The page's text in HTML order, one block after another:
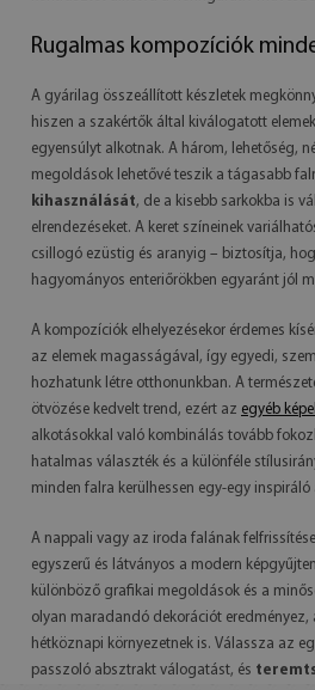
Rugalmas kompozíciók
A gyárilag összeállított készletek
hiszen a szakértők által kiválogatott
egyensúlyt alkotnak. A három, lehetőség,
megoldások lehetővé teszik a tágasabb
kihasználását, de a kisebb sarkokba is
elrendezéseket. A keret színeinek
csillogó ezüstig és aranyig – biztosítja,
hagyományos enteriőrökben egyaránt jól
A kompozíciók elhelyezésekor érdemes
az elemek magasságával, így egyedi,
hozhatunk létre otthonunkban. A
ötvözése kedvelt trend, ezért az egyéb
alkotásokkal való kombinálás tovább
hatalmas választék és a különféle
minden falra kerülhessen egy-egy inspiráló
A nappali vagy az iroda falának
egyszerű és látványos a modern
különböző grafikai megoldások és a
olyan maradandó dekorációt eredményez,
hétköznapi környezetnek is. Válassza az
passzoló absztrakt válogatást, és